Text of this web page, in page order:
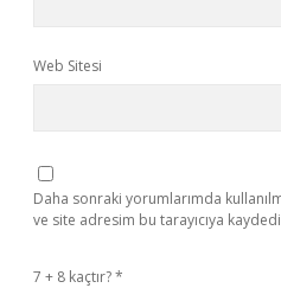
Web Sitesi
Daha sonraki yorumlarımda
ve site adresim bu tarayıcıya
7 + 8 kaçtır?*